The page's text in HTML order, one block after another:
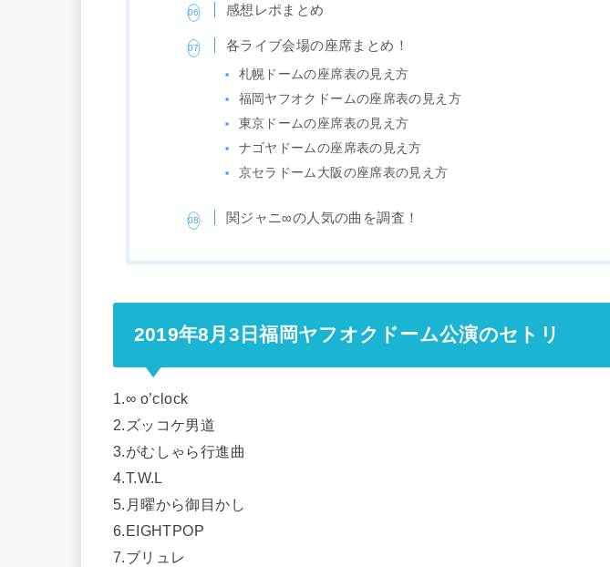
感想レポまとめ
各ライブ会場の座席まとめ！
札幌ドームの座席表の見え方
福岡ヤフオクドームの座席表の見え方
東京ドームの座席表の見え方
ナゴヤドームの座席表の見え方
京セラドーム大阪の座席表の見え方
関ジャニ∞の人気の曲を調査！
2019年8月3日福岡ヤフオクドーム公演のセトリ
1.∞ o’clock
2.ズッコケ男道
3.がむしゃら行進曲
4.T.W.L
5.月曜から御目かし
6.EIGHTPOP
7.ブリュレ